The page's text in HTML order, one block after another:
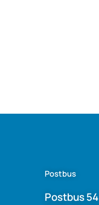
Postbus
Postbus 54